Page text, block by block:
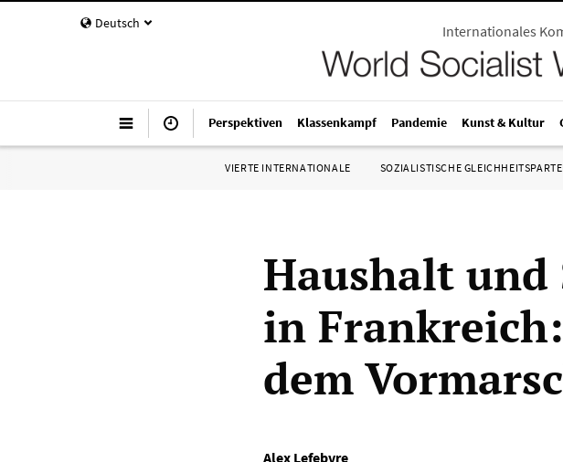
Deutsch Internationales
Perspektiven Klassenkampf Pandemie Kunst & Kultur
VIERTE INTERNATIONALE SOZIALISTISCHE GLEICHHEITSPARTEI
Haushalt
in
dem
Alex Lefebvre